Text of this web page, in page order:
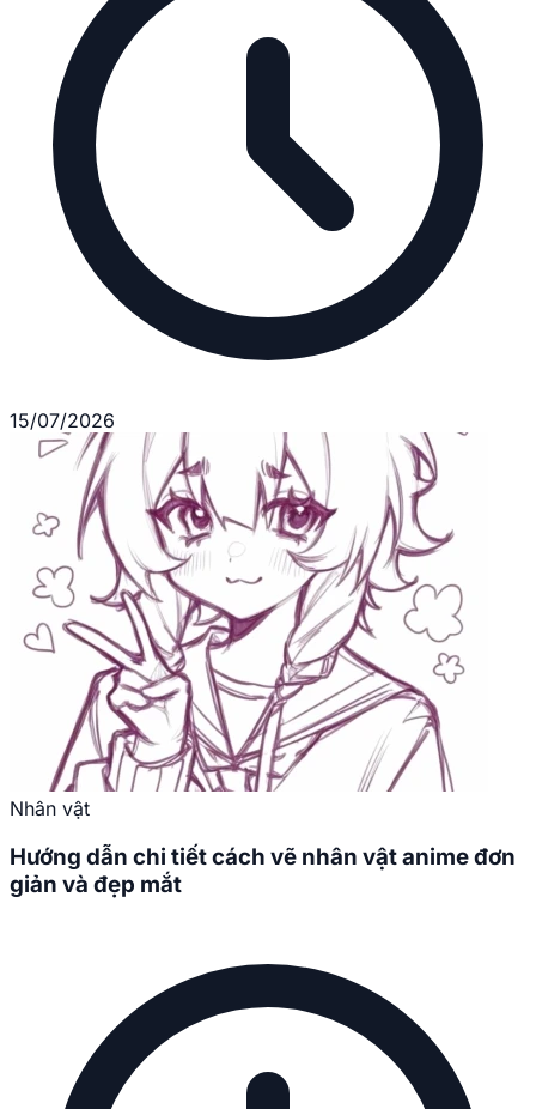
15/07/2026
Nhân vật
Hướng dẫn chi tiết cách vẽ nhân vật anime đơn
giản và đẹp mắt